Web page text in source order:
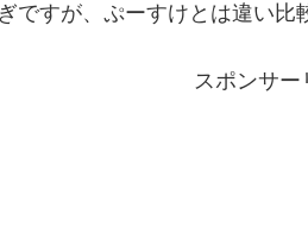
ですが、ぷーすけとは違い比
スポンサー